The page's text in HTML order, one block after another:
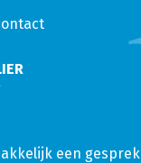
een gesprek